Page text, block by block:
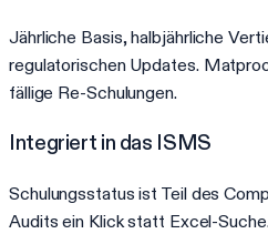
Jährliche Basis, halbjährliche
regulatorischen Updates.
fällige Re-Schulungen.
Integriert in das ISMS
Schulungsstatus ist Teil des
Audits ein Klick statt Excel-